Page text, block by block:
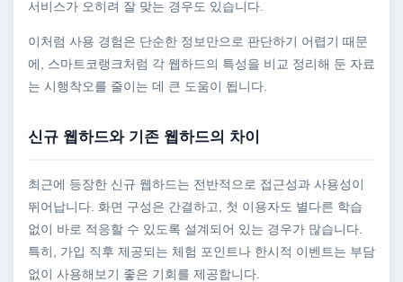
서비스가 오히려 잘 맞는 경우도 있습니다.
이처럼 사용 경험은 단순한 정보만으로 판단하기 어렵기 때문
에, 스마트코랭크처럼 각 웹하드의 특성을 비교 정리해 둔 자료
는 시행착오를 줄이는 데 큰 도움이 됩니다.
신규 웹하드와 기존 웹하드의 차이
최근에 등장한 신규 웹하드는 전반적으로 접근성과 사용성이
뛰어납니다. 화면 구성은 간결하고, 첫 이용자도 별다른 학습
없이 바로 적응할 수 있도록 설계되어 있는 경우가 많습니다.
특히, 가입 직후 제공되는 체험 포인트나 한시적 이벤트는 부담
없이 사용해보기 좋은 기회를 제공합니다.